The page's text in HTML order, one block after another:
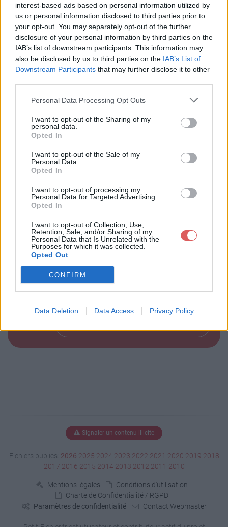
interest-based ads based on personal information utilized by
us or personal information disclosed to third parties prior to
your opt-out. You may separately opt-out of the further
disclosure of your personal information by third parties on the
IAB’s list of downstream participants. This information may
also be disclosed by us to third parties on the IAB’s List of
Downstream Participants that may further disclose it to other
Personal Data Processing Opt Outs
I want to opt-out of the Sharing of my
personal data.
Opted In
I want to opt-out of the Sale of my
Personal Data.
Opted In
I want to opt-out of processing my
Personal Data for Targeted Advertising.
Opted In
I want to opt-out of Collection, Use,
Retention, Sale, and/or Sharing of my
Personal Data that Is Unrelated with the
Purposes for which it was collected.
Opted Out
CONFIRM
Data Deletion Data Access Privacy Policy
<link>
http://thibault-koprowski.fr/2011/10/14/tutoriel-android-
</link>
<comments>
http://thibault-koprowski.fr/2011/10/14/tutoriel-android-
</comments>
<ingredient>Ouefs</ingredient>
<dc:type>Recette</dc:type>
<category>
<![CDATA[
Pelez et hachez l'ail et les oignons.Egouttez les tomates
Faites cuire les pâtes dans l'eau bouillante salée le
</description>
</channel>
</rss>
Partager le fichier r2.rss sur le
Web et les réseaux sociaux:
Télécharger le fichier r2.rss
Télécharger r2.rss
Signaler un contenu illicite
Fichiers publics: 2026 2025 2024 2023 2022 2021 2020 2019 2018
2017 2016 2015 2014 2013 2012 2011 2010
Mentions légales
Conditions d'utilisation
Charte de Confidentialité / RGPD
Paramètres de confidentialité
Contact Webmaster